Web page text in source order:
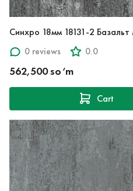
Синхро 18мм 18131-2
0 reviews
0.0
562,500 so‘m
Cart